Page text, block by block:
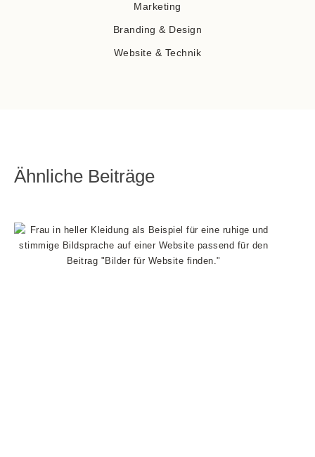
Marketing
Branding & Design
Website & Technik
Ähnliche Beiträge